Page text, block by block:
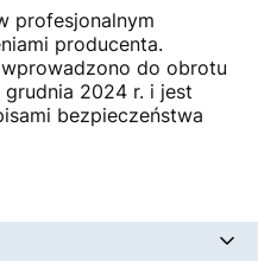
profesjonalnym
producenta.
do obrotu
2024 r. i jest
bezpieczeństwa